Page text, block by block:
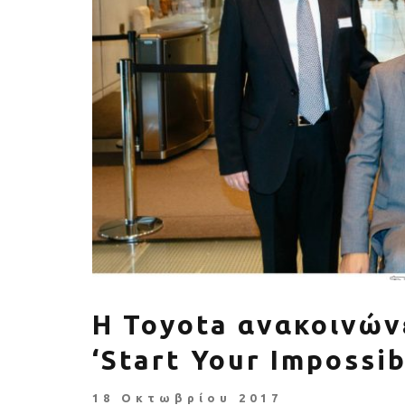
Η Toyota
‘Start Your
18 Οκτωβρίου 2017
Πέθανε ο «πατέρας του
αιώνα», Dick Hoyt που έτρεχε
Αύξηση
γυμναστικής
να